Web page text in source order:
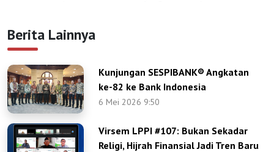
Berita Lainnya
Kunjungan SESPIBANK®️ Angkatan
ke-82 ke Bank Indonesia
6 Mei 2026 9:50
Virsem LPPI #107: Bukan Sekadar
Religi, Hijrah Finansial Jadi Tren Baru